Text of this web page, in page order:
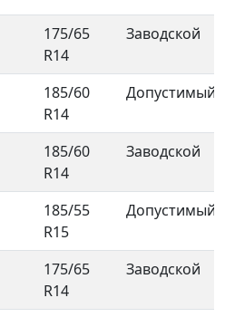
175/65
R14
Заводской
185/60
R14
Допустимый
185/60
R14
Заводской
185/55
R15
Допустимый
175/65
R14
Заводской